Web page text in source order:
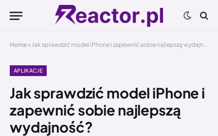
Home »Jak sprawdzić model iPhone i zapewnić sobie najlepszą wydajność?
APLIKACJE
Jak sprawdzić model iPhone i
zapewnić sobie najlepszą
wydajność?